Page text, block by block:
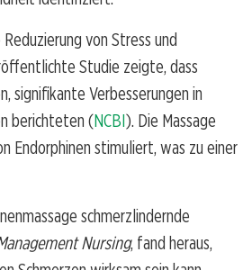
von Stress und
Studie zeigte, dass
signifikante Verbesserungen in
berichteten (NCBI). Die Massage
Endorphinen stimuliert, was zu einer
schmerzlindernde
Nursing, fand heraus,